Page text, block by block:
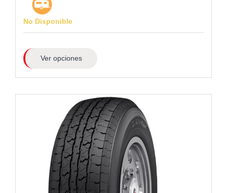
No Disponible
Ver opciones